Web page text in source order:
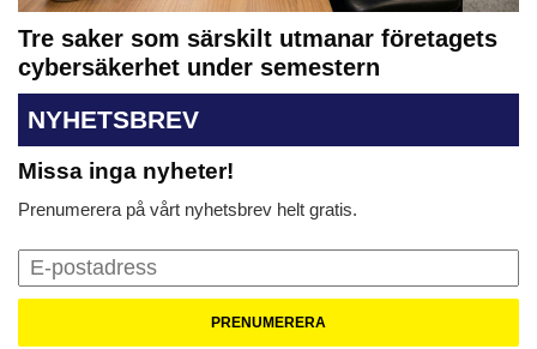
Tre saker som särskilt utmanar företagets
cybersäkerhet under semestern
NYHETSBREV
Missa inga nyheter!
Prenumerera på vårt nyhetsbrev helt gratis.